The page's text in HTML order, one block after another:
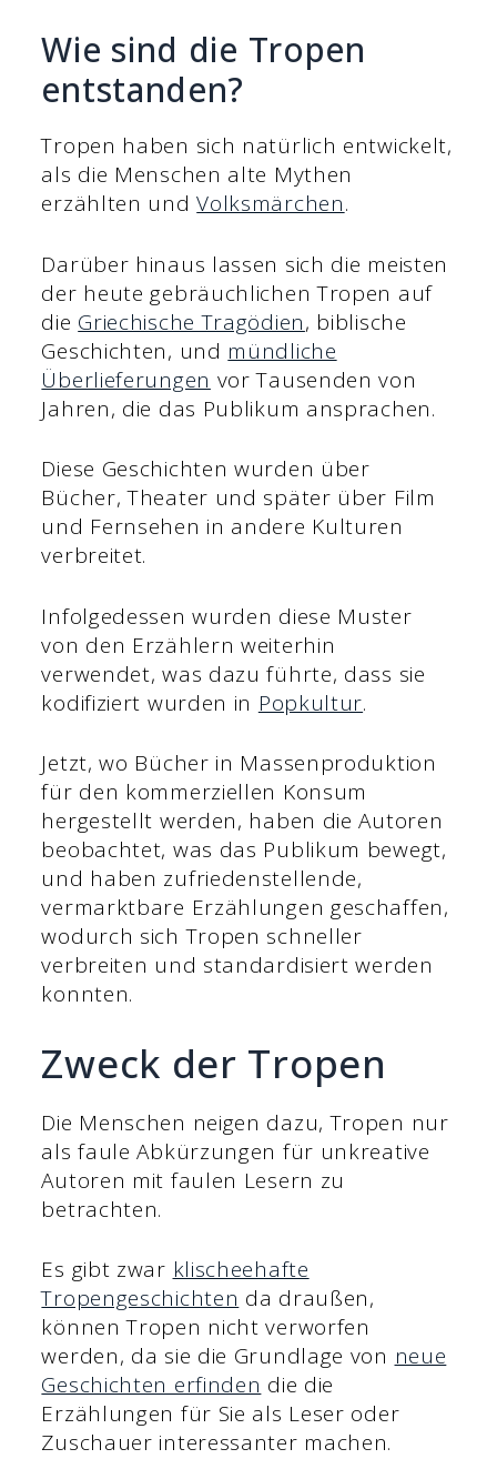
Wie sind die Tropen
entstanden?
Tropen haben sich natürlich entwickelt,
als die Menschen alte Mythen
erzählten undVolksmärchen.
Darüber hinaus lassen sich die meisten
der heute gebräuchlichen Tropen auf
die Griechische Tragödien, biblische
Geschichten, und mündliche
Überlieferungen vor Tausenden von
Jahren, die das Publikum ansprachen.
Diese Geschichten wurden über
Bücher, Theater und später über Film
und Fernsehen in andere Kulturen
verbreitet.
Infolgedessen wurden diese Muster
von den Erzählern weiterhin
verwendet, was dazu führte, dass sie
kodifiziert wurden in Popkultur.
Jetzt, wo Bücher in Massenproduktion
für den kommerziellen Konsum
hergestellt werden, haben die Autoren
beobachtet, was das Publikum bewegt,
und haben zufriedenstellende,
vermarktbare Erzählungen geschaffen,
wodurch sich Tropen schneller
verbreiten und standardisiert werden
konnten.
Zweck der Tropen
Die Menschen neigen dazu, Tropen nur
als faule Abkürzungen für unkreative
Autoren mit faulen Lesern zu
betrachten.
Es gibt zwar klischeehafte
Tropengeschichten da draußen,
können Tropen nicht verworfen
werden, da sie die Grundlage von neue
Geschichten erfinden die die
Erzählungen für Sie als Leser oder
Zuschauer interessanter machen.